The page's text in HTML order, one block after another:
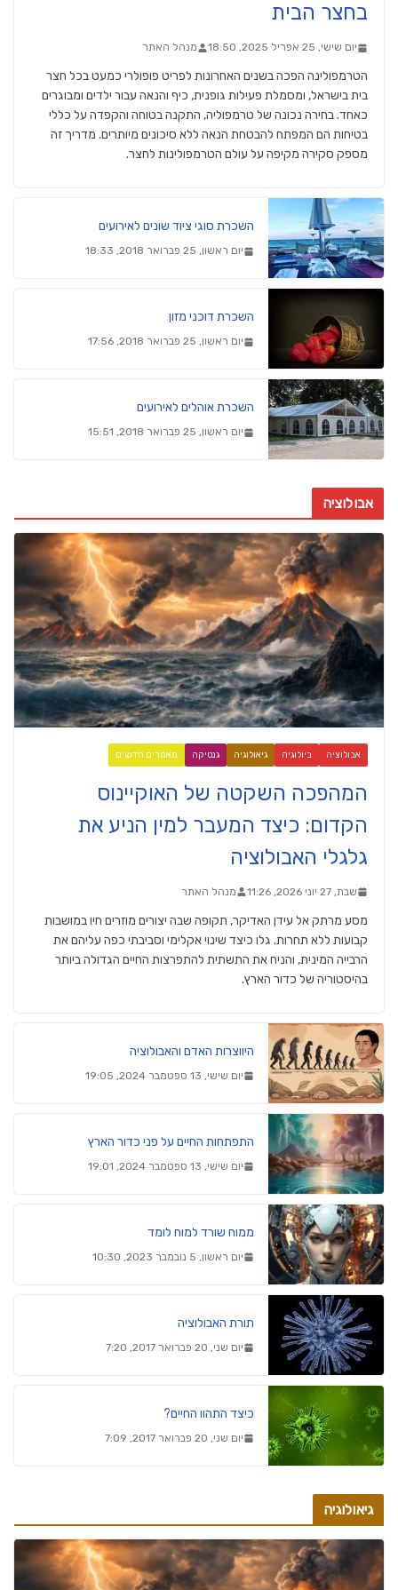
בחצר הבית
יום שישי, 25 אפריל 2025, 18:50 מנהל האתר
הטרמפולינה הפכה בשנים האחרונות לפריט פופולרי כמעט בכל חצר
בית בישראל, ומסמלת פעילות גופנית, כיף והנאה עבור ילדים ומבוגרים
כאחד. בחירה נכונה של טרמפוליה, התקנה בטוחה והקפדה על כללי
בטיחות הם המפתח להבטחת הנאה ללא סיכונים מיותרים. מדריך זה
מספק סקירה מקיפה על עולם הטרמפולינות לחצר.
השכרת סוגי ציוד שונים לאירועים
יום ראשון, 25 פברואר 2018, 18:33
השכרת דוכני מזון
יום ראשון, 25 פברואר 2018, 17:56
השכרת אוהלים לאירועים
יום ראשון, 25 פברואר 2018, 15:51
אבולוציה
אבולוציה ביולוגיה גיאולוגיה גנטיקה מאמרים חדשים
המהפכה השקטה של האוקיינוס
הקדום: כיצד המעבר למין הניע את
גלגלי האבולוציה
שבת, 27 יוני 2026, 11:26 מנהל האתר
מסע מרתק אל עידן האדיקר, תקופה שבה יצורים מוזרים חיו במושבות
קבועות ללא תחרות. גלו כיצד שינוי אקלימי וסביבתי כפה עליהם את
הרבייה המינית, והניח את התשתית להתפרצות החיים הגדולה ביותר
בהיסטוריה של כדור הארץ.
היווצרות האדם והאבולוציה
יום שישי, 13 ספטמבר 2024, 19:05
התפתחות החיים על פני כדור הארץ
יום שישי, 13 ספטמבר 2024, 19:01
ממוח שורד למוח לומד
יום ראשון, 5 נובמבר 2023, 10:30
תורת האבולוציה
יום שני, 20 פברואר 2017, 7:20
כיצד התהוו החיים?
יום שני, 20 פברואר 2017, 7:09
גיאולוגיה